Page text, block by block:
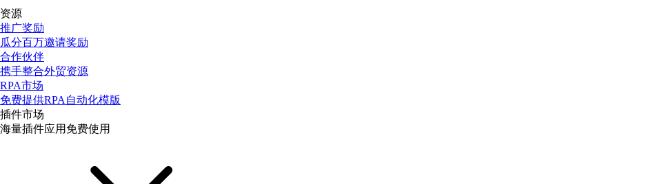
资源
推广奖励
瓜分百万邀请奖励
合作伙伴
携手整合外贸资源
RPA市场
免费提供RPA自动化模版
插件市场
海量插件应用免费使用